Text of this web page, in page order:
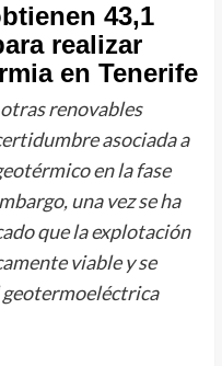
43,1
realizar
en Tenerife
renovables
asociada a
en la fase
una vez se ha
que la explotación
viable y se
geotermoeléctrica